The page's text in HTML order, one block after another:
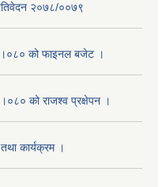
२०७८/००७९
को फाइनल बजेट ।
को राजश्व प्रक्षेपन ।
कार्यक्रम ।